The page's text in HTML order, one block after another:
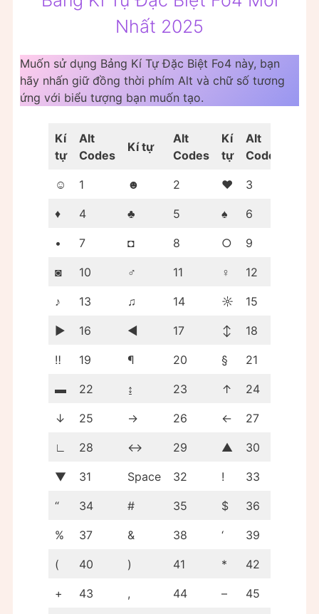
Nhất 2025
Muốn sử dụng Bảng Kí Tự Đặc Biệt Fo4 này, bạn
hãy nhấn giữ đồng thời phím Alt và chữ số tương
ứng với biểu tượng bạn muốn tạo.
Kí
tự
Alt
Codes
Kí tự
Alt
Codes
Kí
tự
Alt
Codes
☺ 1 ☻ 2 ♥ 3
♦ 4 ♣ 5 ♠ 6
• 7 ◘ 8 ○ 9
◙ 10 ♂ 11 ♀ 12
♪ 13 ♫ 14 ☼ 15
► 16 ◄ 17 ↕ 18
‼ 19 ¶ 20 § 21
▬ 22 ↨ 23 ↑ 24
↓ 25 → 26 ← 27
∟ 28 ↔ 29 ▲ 30
▼ 31 Space 32 ! 33
“ 34 # 35 $ 36
% 37 & 38 ‘ 39
( 40 ) 41 * 42
+ 43 , 44 – 45